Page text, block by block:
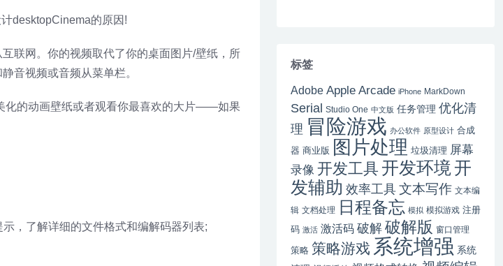
desktopCinema的原因!
联网。你的视频取代了你的桌面图片/壁纸，所
音视频或音频从菜单栏。
化的动画壁纸或者观看你最喜欢的大片——如果
，了解详细的文件格式和编解码器列表;
标签
Adobe Apple Arcade iPhone MarkDown
Serial Studio One 中文版 任务管理 优化清
理 冒险游戏 办公软件 原型设计 合成
器 商业版 图片处理 垃圾清理 屏幕
录像 开发工具 开发环境开
发辅助 效率工具 文本写作 文本编
辑 文档处理 日程备忘 模拟 模拟游戏 注册
码 激活 激活码 破解破解版 窗口管理
策略 策略游戏 系统增强 系统